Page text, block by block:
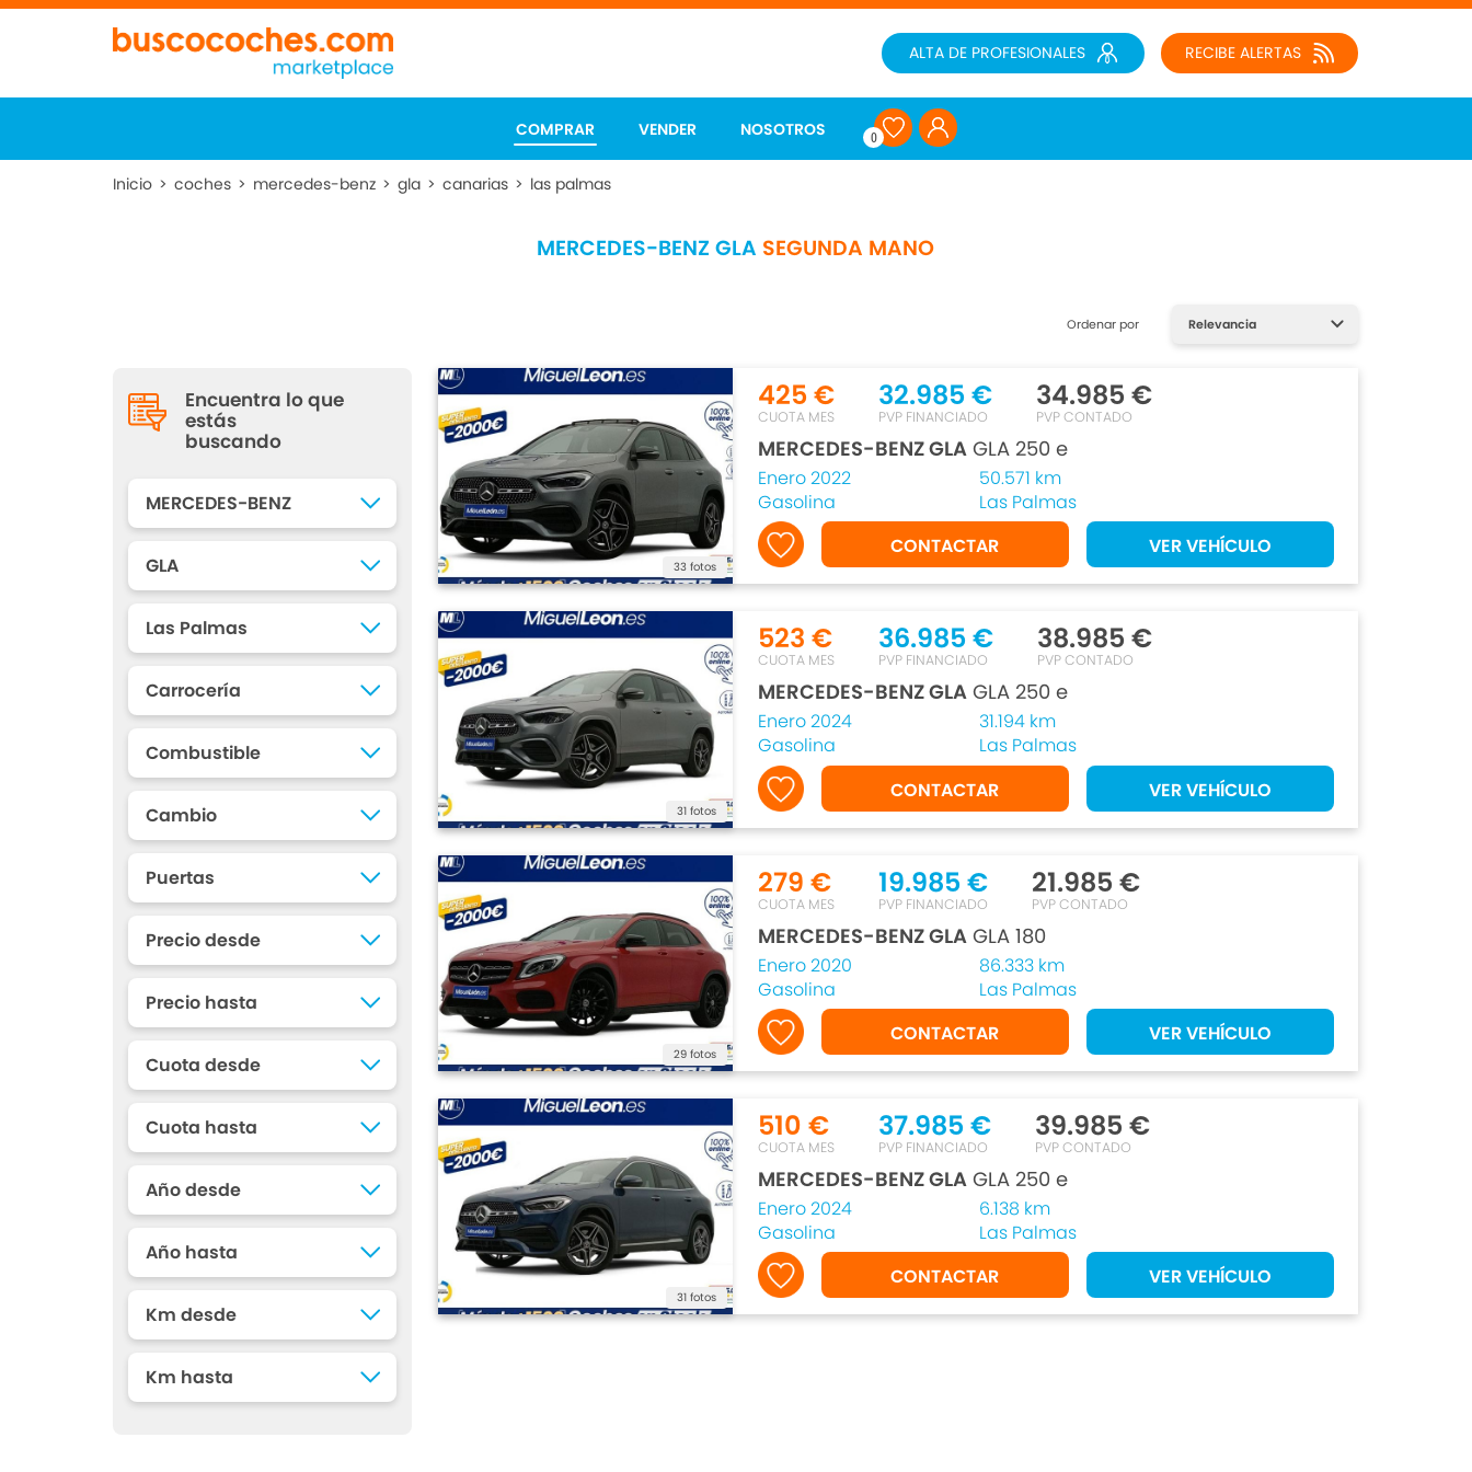
RECIBE ALERTAS
ALTA DE PROFESIONALES
COMPRAR VENDER NOSOTROS 0
Inicio > coches > mercedes-benz > gla > canarias > las palmas
MERCEDES-BENZ GLA SEGUNDA MANO
Encuentra lo que
estás
buscando
Ordenar por
33 fotos
425 €
CUOTA MES
32.985 €
PVP FINANCIADO
34.985 €
PVP CONTADO
MERCEDES-BENZ GLAGLA 250 e
Enero 2022
Gasolina
50.571 km
Las Palmas
CONTACTAR
VER VEHÍCULO
31 fotos
523 €
CUOTA MES
36.985 €
PVP FINANCIADO
38.985 €
PVP CONTADO
MERCEDES-BENZ GLAGLA 250 e
Enero 2024
Gasolina
31.194 km
Las Palmas
CONTACTAR
VER VEHÍCULO
29 fotos
279 €
CUOTA MES
19.985 €
PVP FINANCIADO
21.985 €
PVP CONTADO
MERCEDES-BENZ GLAGLA 180
Enero 2020
Gasolina
86.333 km
Las Palmas
CONTACTAR
VER VEHÍCULO
31 fotos
510 €
CUOTA MES
37.985 €
PVP FINANCIADO
39.985 €
PVP CONTADO
MERCEDES-BENZ GLAGLA 250 e
Enero 2024
Gasolina
6.138 km
Las Palmas
CONTACTAR
VER VEHÍCULO